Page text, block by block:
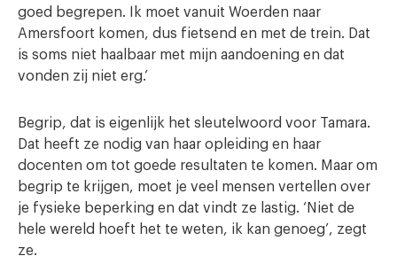
goed begrepen. Ik moet vanuit Woerden naar
Amersfoort komen, dus fietsend en met de trein. Dat
is soms niet haalbaar met mijn aandoening en dat
vonden zij niet erg.’
Begrip, dat is eigenlijk het sleutelwoord voor Tamara.
Dat heeft ze nodig van haar opleiding en haar
docenten om tot goede resultaten te komen. Maar om
begrip te krijgen, moet je veel mensen vertellen over
je fysieke beperking en dat vindt ze lastig. ‘Niet de
hele wereld hoeft het te weten, ik kan genoeg’, zegt
ze.